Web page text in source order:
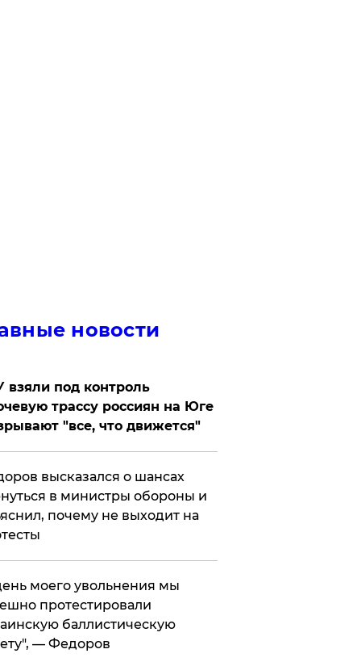
новости
взяли под контроль
трассу россиян на Юге
"все, что движется"
высказался о шансах
в министры обороны и
почему не выходит на
моего увольнения мы
протестировали
баллистическую
— Федоров